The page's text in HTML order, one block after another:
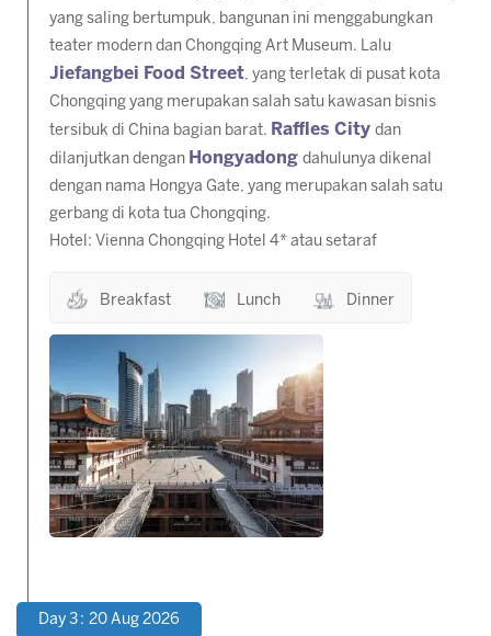
yang saling bertumpuk, bangunan ini menggabungkan
teater modern dan Chongqing Art Museum. Lalu
Jiefangbei Food Street, yang terletak di pusat kota
Chongqing yang merupakan salah satu kawasan bisnis
tersibuk di China bagian barat. Raffles City dan
dilanjutkan dengan Hongyadong dahulunya dikenal
dengan nama Hongya Gate, yang merupakan salah satu
gerbang di kota tua Chongqing.
Hotel: Vienna Chongqing Hotel 4* atau setaraf
Breakfast Lunch Dinner
Day 3 : 20 Aug 2026